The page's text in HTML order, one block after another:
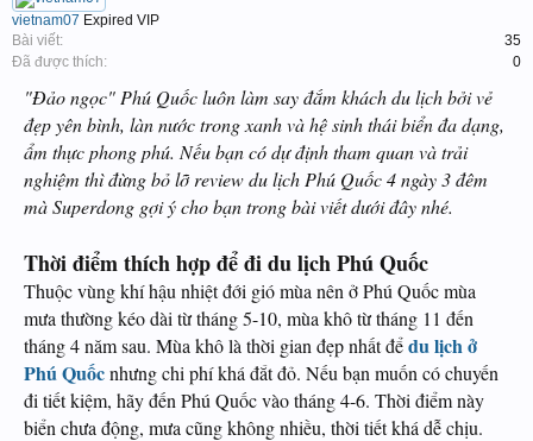
vietnam07 Expired VIP
Bài viết:
35
Đã được thích:
0
"Đảo ngọc" Phú Quốc luôn làm say đắm khách du lịch bởi vẻ
đẹp yên bình, làn nước trong xanh và hệ sinh thái biển đa dạng,
ẩm thực phong phú. Nếu bạn có dự định tham quan và trải
nghiệm thì đừng bỏ lỡ review du lịch Phú Quốc 4 ngày 3 đêm
mà Superdong gợi ý cho bạn trong bài viết dưới đây nhé.
Thời điểm thích hợp để đi du lịch Phú Quốc
Thuộc vùng khí hậu nhiệt đới gió mùa nên ở Phú Quốc mùa
mưa thường kéo dài từ tháng 5-10, mùa khô từ tháng 11 đến
tháng 4 năm sau. Mùa khô là thời gian đẹp nhất đểdu lịch ở
Phú Quốcnhưng chi phí khá đắt đỏ. Nếu bạn muốn có chuyến
đi tiết kiệm, hãy đến Phú Quốc vào tháng 4-6. Thời điểm này
biển chưa động, mưa cũng không nhiều, thời tiết khá dễ chịu.